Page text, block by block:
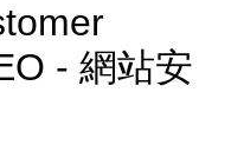
- 網站安